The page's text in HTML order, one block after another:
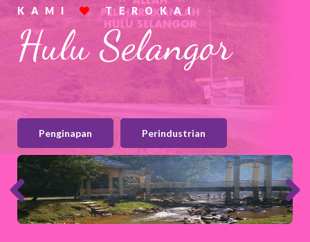
KAMI TEROKAI
Hulu Selangor
Penginapan Perindustrian
MPHS